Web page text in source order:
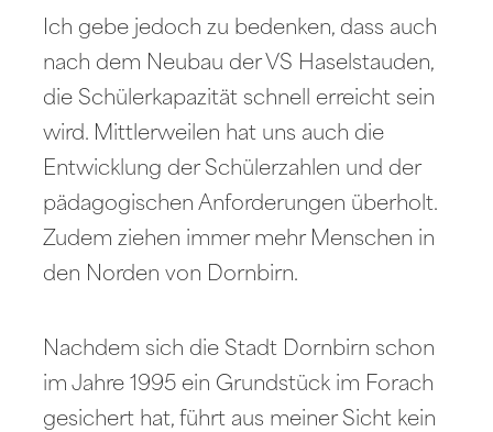
Ich gebe jedoch zu bedenken, dass auch
nach dem Neubau der VS Haselstauden,
die Schülerkapazität schnell erreicht sein
wird. Mittlerweilen hat uns auch die
Entwicklung der Schülerzahlen und der
pädagogischen Anforderungen überholt.
Zudem ziehen immer mehr Menschen in
den Norden von Dornbirn.
Nachdem sich die Stadt Dornbirn schon
im Jahre 1995 ein Grundstück im Forach
gesichert hat, führt aus meiner Sicht kein